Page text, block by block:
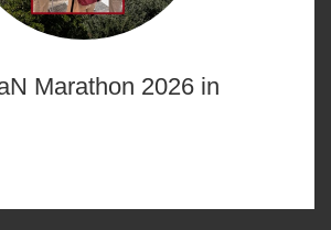
Marathon 2026 in